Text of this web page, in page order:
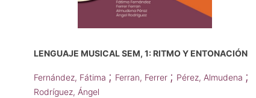
LENGUAJE MUSICAL SEM, 1: RITMO Y ENTONACIÓN
Fernández, Fátima ; Ferran, Ferrer ; Pérez, Almudena ;
Rodríguez, Ángel